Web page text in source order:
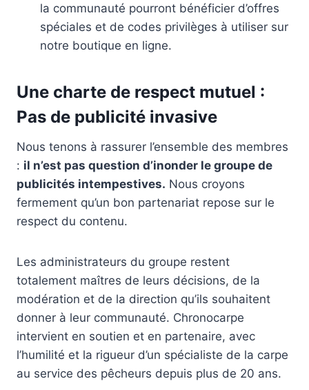
la communauté pourront bénéficier d’offres
spéciales et de codes privilèges à utiliser sur
notre boutique en ligne.
Une charte de respect mutuel :
Pas de publicité invasive
Nous tenons à rassurer l’ensemble des membres
: il n’est pas question d’inonder le groupe de
publicités intempestives. Nous croyons
fermement qu’un bon partenariat repose sur le
respect du contenu.
Les administrateurs du groupe restent
totalement maîtres de leurs décisions, de la
modération et de la direction qu’ils souhaitent
donner à leur communauté. Chronocarpe
intervient en soutien et en partenaire, avec
l’humilité et la rigueur d’un spécialiste de la carpe
au service des pêcheurs depuis plus de 20 ans.